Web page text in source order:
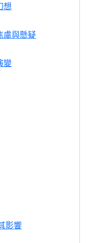
想
慮與懸疑
變
影響